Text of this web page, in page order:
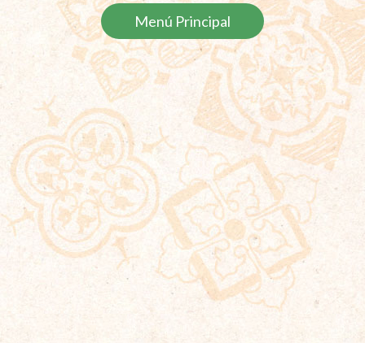
Menú Principal